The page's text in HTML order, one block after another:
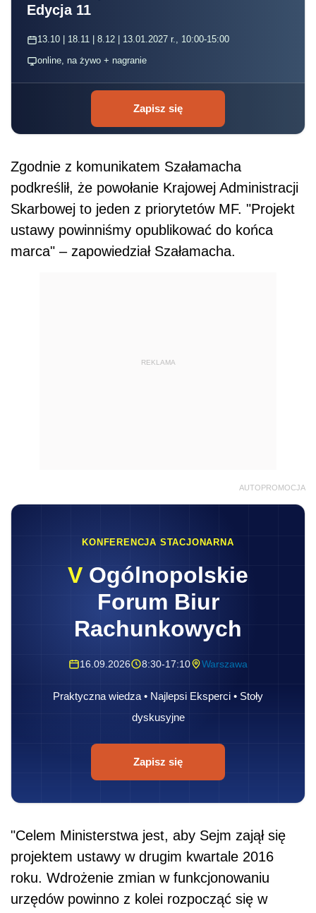
Edycja 11
13.10 | 18.11 | 8.12 | 13.01.2027 r., 10:00-15:00
online, na żywo + nagranie
Zapisz się
Zgodnie z komunikatem Szałamacha
podkreślił, że powołanie Krajowej Administracji
Skarbowej to jeden z priorytetów MF. "Projekt
ustawy powinniśmy opublikować do końca
marca" – zapowiedział Szałamacha.
REKLAMA
AUTOPROMOCJA
KONFERENCJA STACJONARNA
V Ogólnopolskie
Forum Biur
Rachunkowych
16.09.2026 8:30-17:10 Warszawa
Praktyczna wiedza • Najlepsi Eksperci • Stoły
dyskusyjne
Zapisz się
"Celem Ministerstwa jest, aby Sejm zajął się
projektem ustawy w drugim kwartale 2016
roku. Wdrożenie zmian w funkcjonowaniu
urzędów powinno z kolei rozpocząć się w